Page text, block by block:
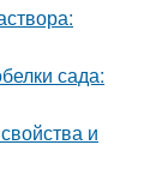
сада:
и